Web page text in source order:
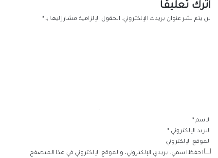
اترك تعليقاً
لن يتم نشر عنوان بريدك الإلكتروني. الحقول الإلزامية مشار إليها بـ *
الاسم *
البريد الإلكتروني *
الموقع الإلكتروني
احفظ اسمي، بريدي الإلكتروني، والموقع الإلكتروني في هذا المتصفح